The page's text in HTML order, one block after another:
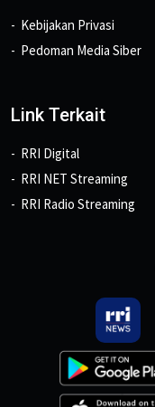
Kebijakan Privasi
Pedoman Media Siber
Link Terkait
RRI Digital
RRI NET Streaming
RRI Radio Streaming